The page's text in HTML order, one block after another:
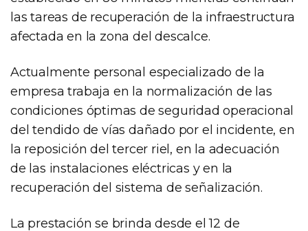
las tareas de recuperación de la infraestructura
afectada en la zona del descalce.
Actualmente personal especializado de la
empresa trabaja en la normalización de las
condiciones óptimas de seguridad operacional
del tendido de vías dañado por el incidente, en
la reposición del tercer riel, en la adecuación
de las instalaciones eléctricas y en la
recuperación del sistema de señalización.
La prestación se brinda desde el 12 de